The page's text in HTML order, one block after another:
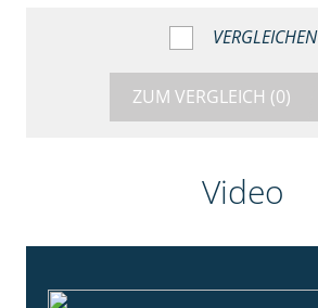
VERGLEICHEN
ZUM VERGLEICH (0)
Video